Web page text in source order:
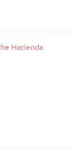
Hacienda